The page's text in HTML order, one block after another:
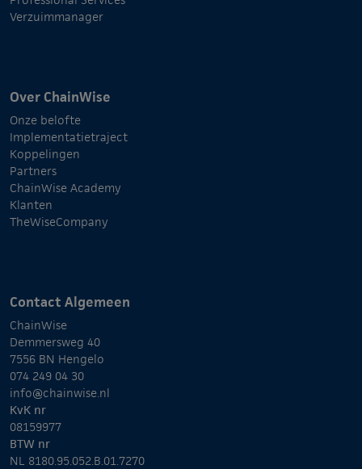
Verzuimmanager
Over ChainWise
Onze belofte
Implementatietraject
Koppelingen
Partners
ChainWise Academy
Klanten
TheWiseCompany
Contact Algemeen
ChainWise
Demmersweg 40
7556 BN Hengelo
074 249 04 30
info@chainwise.nl
KvK nr
08159977
BTW nr
NL 8180.95.052.B.01.7270